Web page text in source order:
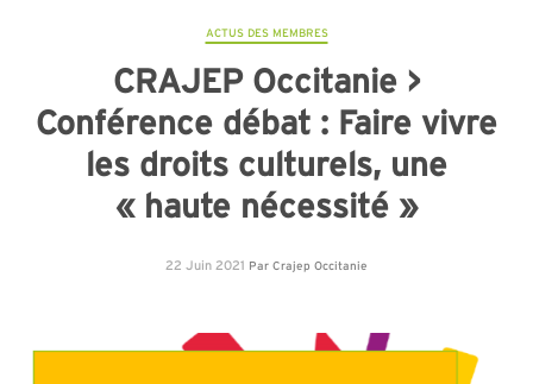
ACTUS DES MEMBRES
CRAJEP Occitanie >
Conférence débat : Faire vivre
les droits culturels, une
« haute nécessité »
22 Juin 2021 Par Crajep Occitanie